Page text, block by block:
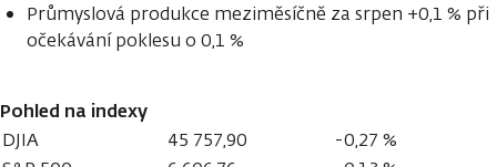
Průmyslová produkce meziměsíčně za srpen +0,1 % při
očekávání poklesu o 0,1 %
Pohled na indexy
DJIA 45 757,90
-0,27 %